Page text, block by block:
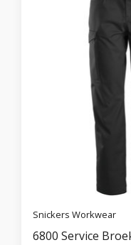
Snickers Workwear
6800 Service